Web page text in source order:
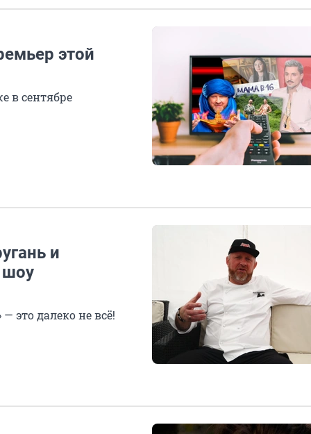
этой
в сентябре
и
шоу
это далеко не всё!